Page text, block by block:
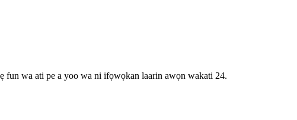
fun wa ati pe a yoo wa ni ifọwọkan laarin awọn wakati 24.